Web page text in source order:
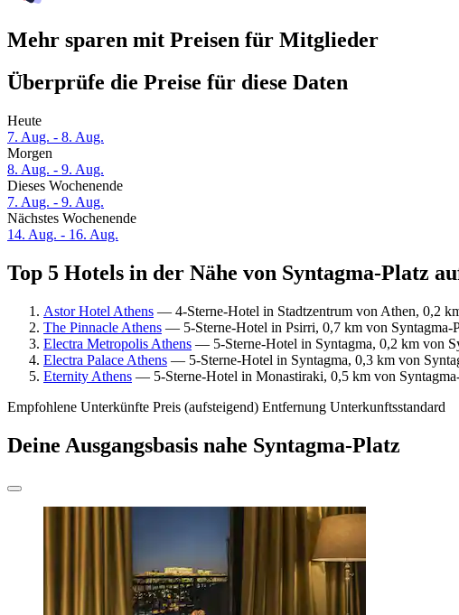
Mehr sparen mit Preisen für Mitglieder
Überprüfe die Preise für diese Daten
Heute
7. Aug. - 8. Aug.
Morgen
8. Aug. - 9. Aug.
Dieses Wochenende
7. Aug. - 9. Aug.
Nächstes Wochenende
14. Aug. - 16. Aug.
Top 5 Hotels in der Nähe von Syntagma-Platz
Astor Hotel Athens — 4-Sterne-Hotel in Stadtzentrum von Athen, 0,2
The Pinnacle Athens — 5-Sterne-Hotel in Psirri, 0,7 km von
Electra Metropolis Athens — 5-Sterne-Hotel in Syntagma, 0,2 km von
Electra Palace Athens — 5-Sterne-Hotel in Syntagma, 0,3 km von
Eternity Athens — 5-Sterne-Hotel in Monastiraki, 0,5 km von
Empfohlene Unterkünfte Preis (aufsteigend) Entfernung Unterkunftsstandard
Deine Ausgangsbasis nahe Syntagma-Platz